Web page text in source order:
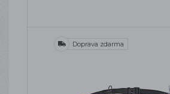
Doprava zdarma